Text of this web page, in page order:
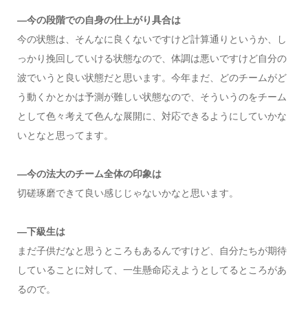
―今の段階での自身の仕上がり具合は
今の状態は、そんなに良くないですけど計算通りというか、し
っかり挽回していける状態なので、体調は悪いですけど自分の
波でいうと良い状態だと思います。今年まだ、どのチームがど
う動くかとかは予測が難しい状態なので、そういうのをチーム
として色々考えて色んな展開に、対応できるようにしていかな
いとなと思ってます。
―今の法大のチーム全体の印象は
切磋琢磨できて良い感じじゃないかなと思います。
―下級生は
まだ子供だなと思うところもあるんですけど、自分たちが期待
していることに対して、一生懸命応えようとしてるところがあ
るので。